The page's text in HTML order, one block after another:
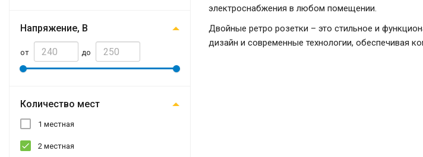
Напряжение, В
от до
Количество мест
1 местная
2 местная
электроснабжения в любом помещении.
Двойные ретро розетки – это стильное и
дизайн и современные технологии, обеспечивая